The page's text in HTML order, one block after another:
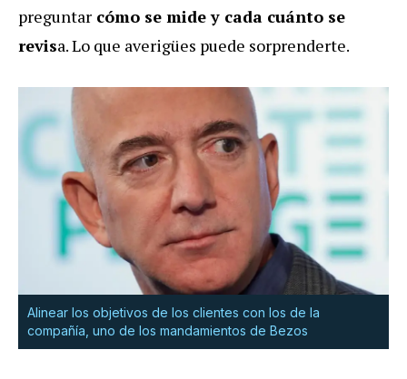
preguntar cómo se mide y cada cuánto se
revisa. Lo que averigües puede sorprenderte.
Alinear los objetivos de los clientes con los de la
compañía, uno de los mandamientos de Bezos